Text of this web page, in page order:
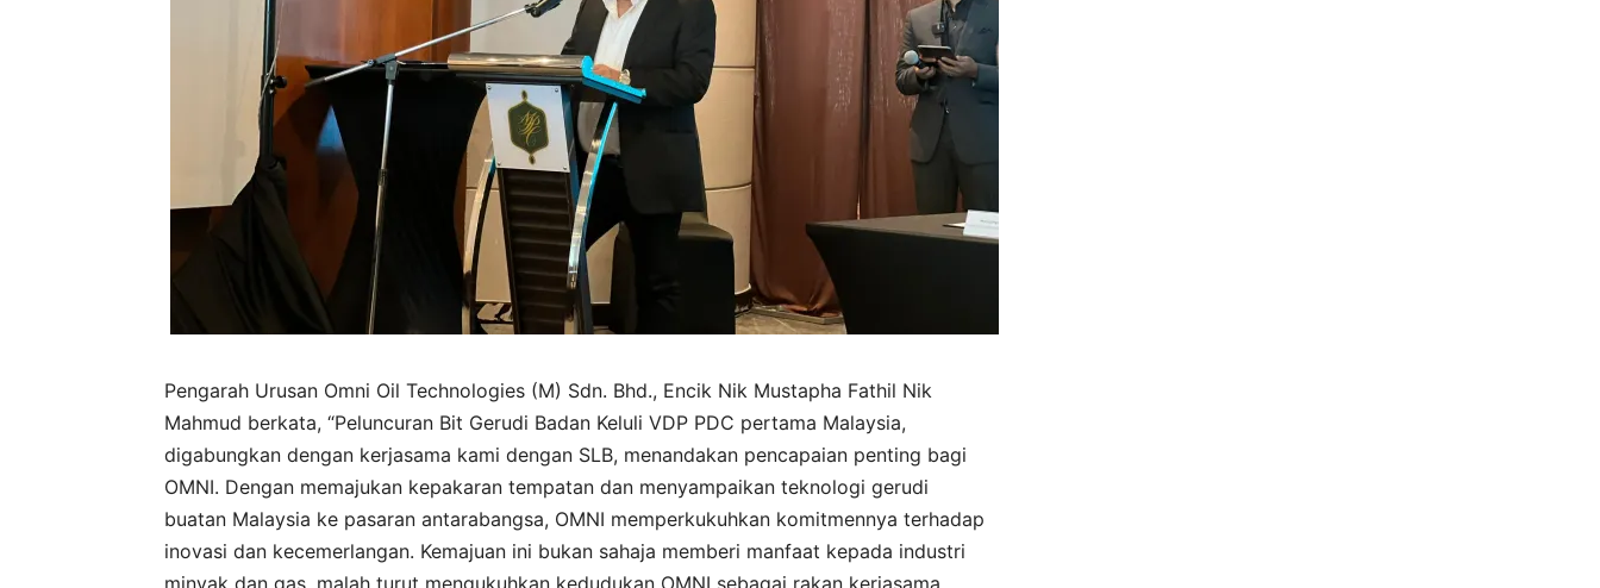
Pengarah Urusan Omni Oil Technologies (M) Sdn. Bhd., Encik Nik Mustapha Fathil Nik
Mahmud berkata, “Peluncuran Bit Gerudi Badan Keluli VDP PDC pertama Malaysia,
digabungkan dengan kerjasama kami dengan SLB, menandakan pencapaian penting bagi
OMNI. Dengan memajukan kepakaran tempatan dan menyampaikan teknologi gerudi
buatan Malaysia ke pasaran antarabangsa, OMNI memperkukuhkan komitmennya terhadap
inovasi dan kecemerlangan. Kemajuan ini bukan sahaja memberi manfaat kepada industri
minyak dan gas, malah turut mengukuhkan kedudukan OMNI sebagai rakan kerjasama